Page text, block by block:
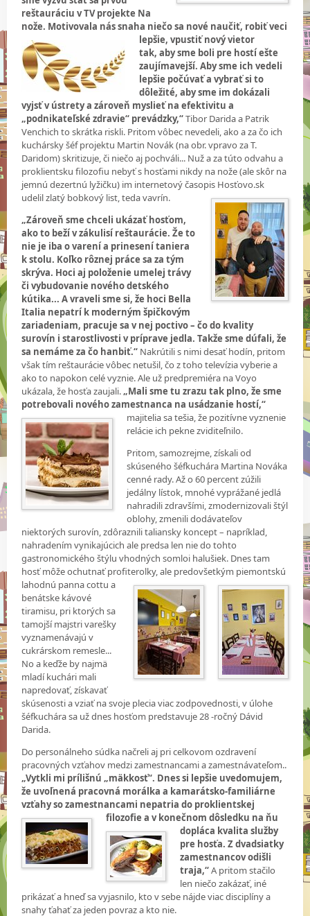
reštauráciu v TV projekte Na
nože. Motivovala nás snaha niečo sa nové naučiť, robiť veci
lepšie, vpustiť nový vietor
tak, aby sme boli pre hostí ešte
zaujímavejší. Aby sme ich vedeli
lepšie počúvať a vybrať si to
dôležité, aby sme im dokázali
vyjsť v ústrety a zároveň myslieť na efektivitu a
„podnikateľské zdravie“ prevádzky,“Tibor Darida a Patrik
Venchich to skrátka riskli. Pritom vôbec nevedeli, ako a za čo ich
kuchársky šéf projektu Martin Novák (na obr. vpravo za T.
Daridom) skritizuje, či niečo aj pochváli... Nuž a za túto odvahu a
proklientsku filozofiu nebyť s hosťami nikdy na nože (ale skôr na
jemnú dezertnú lyžičku) im internetový časopis Hosťovo.sk
udelil zlatý bobkový list, teda vavrín.
„Zároveň sme chceli ukázať hosťom,
ako to beží v zákulisí reštaurácie. Že to
nie je iba o varení a prinesení taniera
k stolu. Koľko rôznej práce sa za tým
skrýva. Hoci aj položenie umelej trávy
či vybudovanie nového detského
kútika... A vraveli sme si, že hoci Bella
Italia nepatrí k moderným špičkovým
zariadeniam, pracuje sa v nej poctivo – čo do kvality
surovín i starostlivosti v príprave jedla. Takže sme dúfali, že
sa nemáme za čo hanbiť.“ Nakrútili s nimi desať hodín, pritom
však tím reštaurácie vôbec netušil, čo z toho televízia vyberie a
ako to napokon celé vyznie. Ale už predpremiéra na Voyo
ukázala, že hosťa zaujali.„Mali sme tu zrazu tak plno, že sme
potrebovali nového zamestnanca na usádzanie hostí,“
majitelia sa tešia, že pozitívne vyznenie
relácie ich pekne zviditeľnilo.
Pritom, samozrejme, získali od
skúseného šéfkuchára Martina Nováka
cenné rady. Až o 60 percent zúžili
jedálny lístok, mnohé vyprážané jedlá
nahradili zdravšími, zmodernizovali štýl
oblohy, zmenili dodávateľov
niektorých surovín, zdôraznili taliansky koncept – napríklad,
nahradením vynikajúcich ale predsa len nie do tohto
gastronomického štýlu vhodných somloi halušiek. Dnes tam
hosť môže ochutnať profiterolky, ale predovšetkým piemontskú
lahodnú panna cottu a
benátske kávové
tiramisu, pri ktorých sa
tamojší majstri varešky
vyznamenávajú v
cukrárskom remesle...
No a keďže by najmä
mladí kuchári mali
napredovať, získavať
skúsenosti a vziať na svoje plecia viac zodpovednosti, v úlohe
šéfkuchára sa už dnes hosťom predstavuje 28 -ročný Dávid
Darida.
Do personálneho súdka načreli aj pri celkovom ozdravení
pracovných vzťahov medzi zamestnancami a zamestnávateľom..
„Vytkli mi prílišnú „mäkkosť“. Dnes si lepšie uvedomujem,
že uvoľnená pracovná morálka a kamarátsko-familiárne
vzťahy so zamestnancami nepatria do proklientskej
filozofie a v konečnom dôsledku na ňu
dopláca kvalita služby
pre hosťa. Z dvadsiatky
zamestnancov odišli
traja,“A pritom stačilo
len niečo zakázať, iné
prikázať a hneď sa vyjasnilo, kto v sebe nájde viac disciplíny a
snahy ťahať za jeden povraz a kto nie.